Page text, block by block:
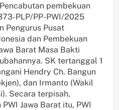
pembekuan
PLP/PP-PWI/2025
Pengurus Pusat
dan Pembekuan
Barat Masa Bakti
SK tertanggal 1
Hendry Ch. Bangun
dan Irmanto (Wakil
Secara terpisah,
Jawa Barat itu, PWI